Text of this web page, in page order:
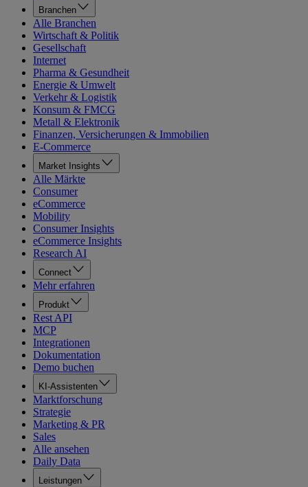
Branchen
Alle Branchen
Wirtschaft & Politik
Gesellschaft
Internet
Pharma & Gesundheit
Energie & Umwelt
Verkehr & Logistik
Konsum & FMCG
Metall & Elektronik
Finanzen, Versicherungen & Immobilien
E-Commerce
Market Insights
Alle Märkte
Consumer
eCommerce
Mobility
Consumer Insights
eCommerce Insights
Research AI
Connect
Mehr erfahren
Produkt
Rest API
MCP
Integrationen
Dokumentation
Demo buchen
KI-Assistenten
Marktforschung
Strategie
Marketing & PR
Sales
Alle ansehen
Daily Data
Leistungen